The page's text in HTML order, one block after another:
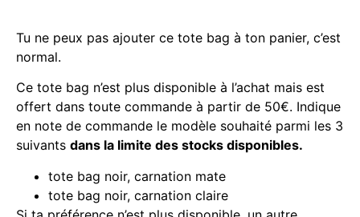
Tu ne peux pas ajouter ce tote bag à ton panier, c’est
normal.
Ce tote bag n’est plus disponible à l’achat mais est
offert dans toute commande à partir de 50€. Indique
en note de commande le modèle souhaité parmi les 3
suivants dans la limite des stocks disponibles.
tote bag noir, carnation mate
tote bag noir, carnation claire